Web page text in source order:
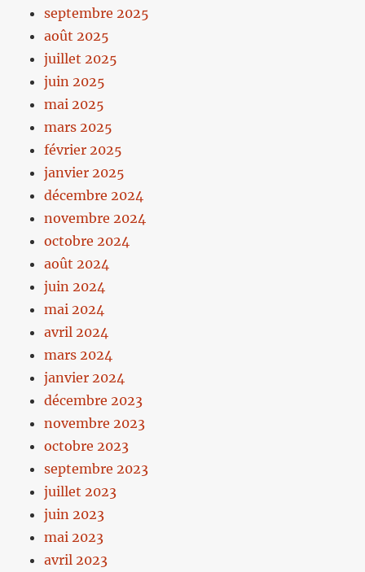
septembre 2025
août 2025
juillet 2025
juin 2025
mai 2025
mars 2025
février 2025
janvier 2025
décembre 2024
novembre 2024
octobre 2024
août 2024
juin 2024
mai 2024
avril 2024
mars 2024
janvier 2024
décembre 2023
novembre 2023
octobre 2023
septembre 2023
juillet 2023
juin 2023
mai 2023
avril 2023